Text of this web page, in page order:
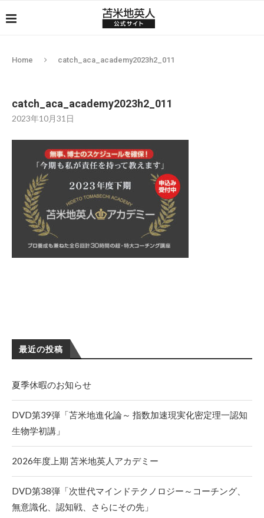
Home catch_aca_academy2023h2_011
catch_aca_academy2023h2_011
2023年10月31日
最近の投稿
夏季休暇のお知らせ
DVD第39弾「苫米地進化論～ 指数加速現実化密定理一認知
生物学初講」
2026年度上期 苫米地英人アカデミー
DVD第38弾「次世代マインドテクノロジー～コーチング、
無意識化、認知戦、さらにその先」